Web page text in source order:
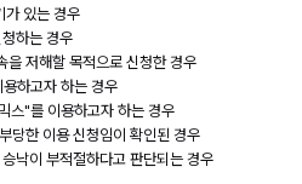
가 있는 경우
하는 경우
을 저해할 목적으로 신청한 경우
하고자 하는 경우
스"를 이용하고자 하는 경우
당한 이용 신청임이 확인된 경우
낙이 부적절하다고 판단되는 경우